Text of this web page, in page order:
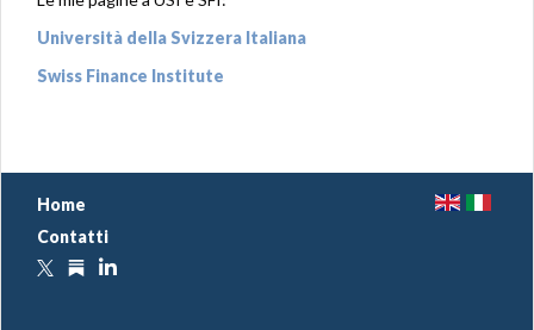
Università della Svizzera Italiana
Swiss Finance Institute
Home
Contatti
S
L
E